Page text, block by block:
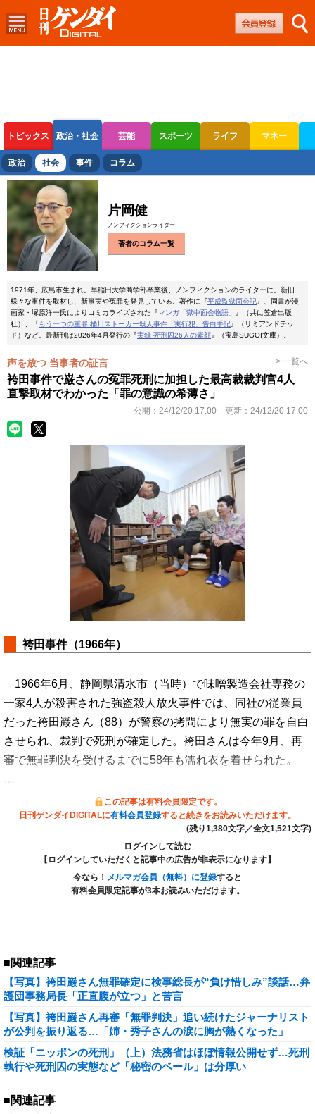
トピックス 政治・社会 芸能 スポーツ ライフ マネー
ボートレース 競輪 オートレース
政治 社会 事件 コラム
片岡健
ノンフィクションライター
著者のコラム一覧
1971年、広島市生まれ。早稲田大学商学部卒業後、ノンフィクションのライターに。新旧
様々な事件を取材し、新事実や冤罪を発見している。著作に『平成監獄面会記』、同書が漫
画家・塚原洋一氏によりコミカライズされた『マンガ「獄中面会物語」
』（共に笠倉出版
社）、『 もう一つの重罪 桶川ストーカー殺人事件「実行犯」告白手記』（リミアンドテッ
ド）など。最新刊は2026年4月発行の『実録 死刑囚26人の素顔』（宝島SUGOI文庫）。
声を放つ 当事者の証言 > 一覧へ
袴田事件で巌さんの冤罪死刑に加担した最高裁裁判官4人
直撃取材でわかった「罪の意識の希薄さ」
公開： 24/12/20 17:00 更新： 24/12/20 17:00
袴田事件（1966年）
1966年6月、静岡県清水市（当時）で味噌製造会社専務の
一家4人が殺害された強盗殺人放火事件では、同社の従業員
だった袴田巌さん（88）が警察の拷問により無実の罪を自白
させられ、裁判で死刑が確定した。袴田さんは今年9月、再
審で無罪判決を受けるまでに58年も濡れ衣を着せられた。
この記事は有料会員限定です。
日刊ゲンダイDIGITALに有料会員登録すると続きをお読みいただけます。
(残り1,380文字／全文1,521文字)
ログインして読む
【ログインしていただくと記事中の広告が非表示になります】
今なら！ メルマガ会員（無料）に登録すると
有料会員限定記事が3本お読みいただけます。
■関連記事
【写真】袴田巌さん無罪確定に検事総長が“負け惜しみ”談話…弁
護団事務局長「正直腹が立つ」と苦言
【写真】袴田巌さん再審「無罪判決」追い続けたジャーナリスト
が公判を振り返る…「姉・秀子さんの涙に胸が熱くなった」
検証「ニッポンの死刑」（上）法務省はほぼ情報公開せず…死刑
執行や死刑囚の実態など「秘密のベール」は分厚い
■関連記事